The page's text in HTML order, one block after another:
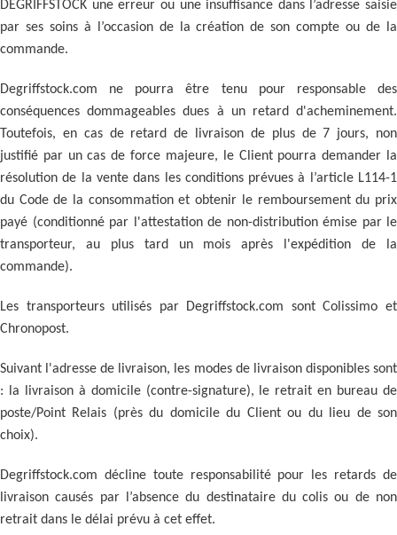
DEGRIFFSTOCK une erreur ou une insuffisance dans l’adresse saisie
par ses soins à l’occasion de la création de son compte ou de la
commande.
Degriffstock.com ne pourra être tenu pour responsable des
conséquences dommageables dues à un retard d'acheminement.
Toutefois, en cas de retard de livraison de plus de 7 jours, non
justifié par un cas de force majeure, le Client pourra demander la
résolution de la vente dans les conditions prévues à l’article L114-1
du Code de la consommation et obtenir le remboursement du prix
payé (conditionné par l'attestation de non-distribution émise par le
transporteur, au plus tard un mois après l'expédition de la
commande).
Les transporteurs utilisés par Degriffstock.com sont Colissimo et
Chronopost.
Suivant l'adresse de livraison, les modes de livraison disponibles sont
: la livraison à domicile (contre-signature), le retrait en bureau de
poste/Point Relais (près du domicile du Client ou du lieu de son
choix).
Degriffstock.com décline toute responsabilité pour les retards de
livraison causés par l’absence du destinataire du colis ou de non
retrait dans le délai prévu à cet effet.